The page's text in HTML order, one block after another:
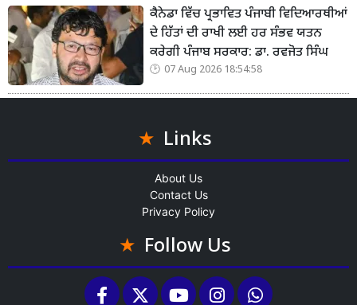
ਕੈਨੇਡਾ ਵਿੱਚ ਪ੍ਰਭਾਵਿਤ ਪੰਜਾਬੀ ਵਿਦਿਆਰਥੀਆਂ
ਦੇ ਹਿੱਤਾਂ ਦੀ ਰਾਖੀ ਲਈ ਹਰ ਸੰਭਵ ਯਤਨ
ਕਰੇਗੀ ਪੰਜਾਬ ਸਰਕਾਰ: ਡਾ. ਰਵਜੋਤ ਸਿੰਘ
07 Aug 2026 18:54:58
Links
About Us
Contact Us
Privacy Policy
Follow Us